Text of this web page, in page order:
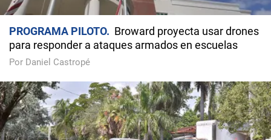
PROGRAMA PILOTO
Broward proyecta usar drones
para responder a ataques armados en escuelas
Por Daniel Castropé